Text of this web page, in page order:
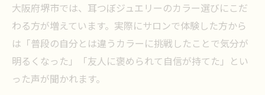
大阪府堺市では、耳つぼジュエリーのカラー選びにこだ
わる方が増えています。実際にサロンで体験した方から
は「普段の自分とは違うカラーに挑戦したことで気分が
明るくなった」「友人に褒められて自信が持てた」とい
った声が聞かれます。